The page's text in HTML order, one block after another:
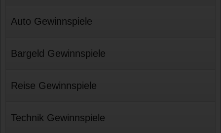
Auto Gewinnspiele
Bargeld Gewinnspiele
Reise Gewinnspiele
Technik Gewinnspiele